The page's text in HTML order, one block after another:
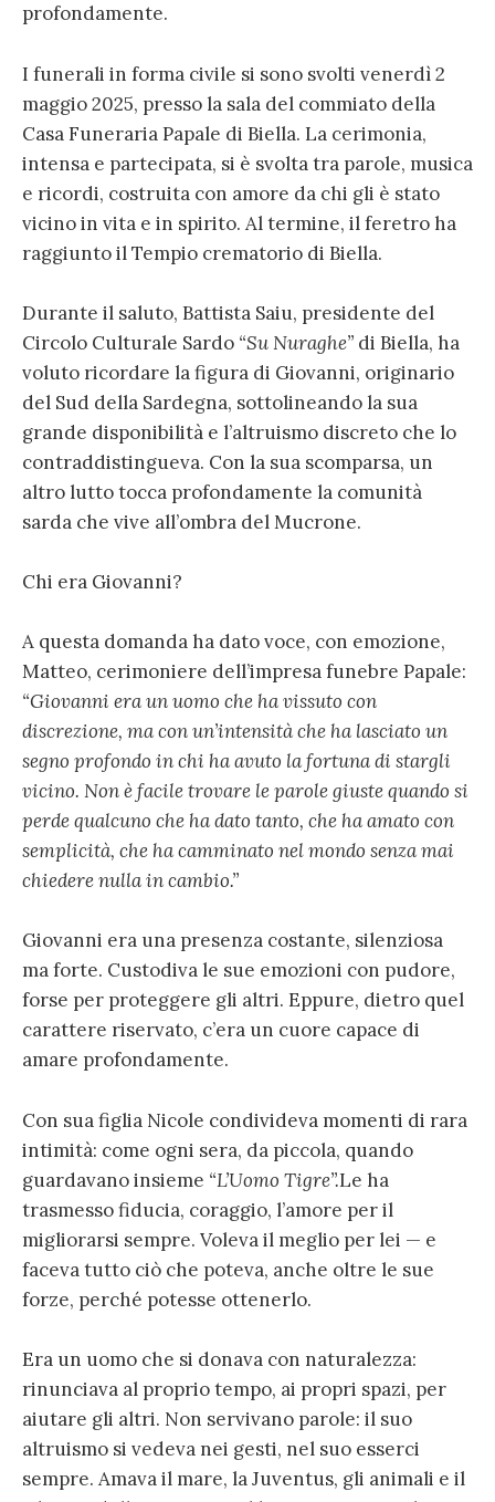
profondamente.
I funerali in forma civile si sono svolti venerdì 2
maggio 2025, presso la sala del commiato della
Casa Funeraria Papale di Biella. La cerimonia,
intensa e partecipata, si è svolta tra parole, musica
e ricordi, costruita con amore da chi gli è stato
vicino in vita e in spirito. Al termine, il feretro ha
raggiunto il Tempio crematorio di Biella.
Durante il saluto, Battista Saiu, presidente del
Circolo Culturale Sardo “Su Nuraghe” di Biella, ha
voluto ricordare la figura di Giovanni, originario
del Sud della Sardegna, sottolineando la sua
grande disponibilità e l’altruismo discreto che lo
contraddistingueva. Con la sua scomparsa, un
altro lutto tocca profondamente la comunità
sarda che vive all’ombra del Mucrone.
Chi era Giovanni?
A questa domanda ha dato voce, con emozione,
Matteo, cerimoniere dell’impresa funebre Papale:
“Giovanni era un uomo che ha vissuto con
discrezione, ma con un’intensità che ha lasciato un
segno profondo in chi ha avuto la fortuna di stargli
vicino. Non è facile trovare le parole giuste quando si
perde qualcuno che ha dato tanto, che ha amato con
semplicità, che ha camminato nel mondo senza mai
chiedere nulla in cambio.”
Giovanni era una presenza costante, silenziosa
ma forte. Custodiva le sue emozioni con pudore,
forse per proteggere gli altri. Eppure, dietro quel
carattere riservato, c’era un cuore capace di
amare profondamente.
Con sua figlia Nicole condivideva momenti di rara
intimità: come ogni sera, da piccola, quando
guardavano insieme “L’Uomo Tigre”.Le ha
trasmesso fiducia, coraggio, l’amore per il
migliorarsi sempre. Voleva il meglio per lei — e
faceva tutto ciò che poteva, anche oltre le sue
forze, perché potesse ottenerlo.
Era un uomo che si donava con naturalezza:
rinunciava al proprio tempo, ai propri spazi, per
aiutare gli altri. Non servivano parole: il suo
altruismo si vedeva nei gesti, nel suo esserci
sempre. Amava il mare, la Juventus, gli animali e il